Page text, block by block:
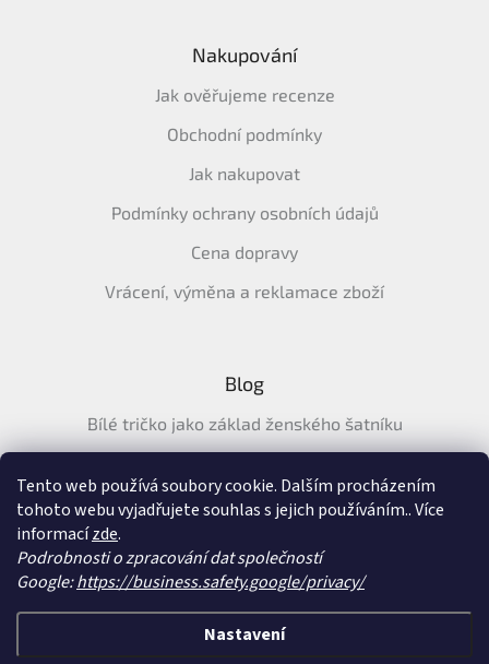
Tento web používá soubory cookie. Dalším procházením
tohoto webu vyjadřujete souhlas s jejich používáním.. Více
informacízde.
Podrobnosti o zpracování dat společností
Google:https://business.safety.google/privacy/
Nastavení
Nakupování
Jak ověřujeme recenze
Obchodní podmínky
Jak nakupovat
Podmínky ochrany osobních údajů
Cena dopravy
Vrácení, výměna a reklamace zboží
Blog
Bílé tričko jako základ ženského šatníku
tričko na léto
Průvodce letními šaty: pohodlné, vzdušné a ženské šaty na
Vytvořil Shoptet &